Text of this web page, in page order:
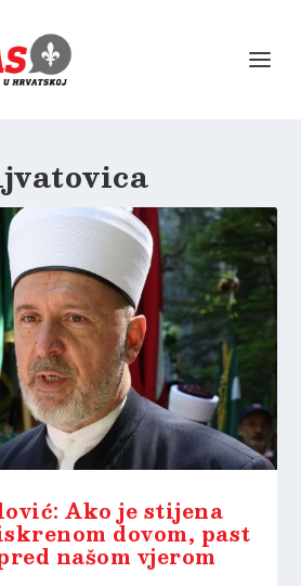
Ako je stijena
dovom, past
našom vjerom